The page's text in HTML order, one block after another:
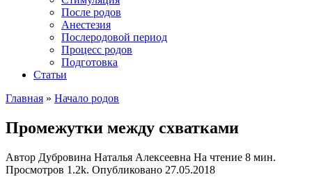
После родов
Анестезия
Послеродовой период
Процесс родов
Подготовка
Статьи
Главная » Начало родов
Промежутки между схватками
Автор Дубровина Наталья Алексеевна На чтение 8 мин.
Просмотров 1.2k. Опубликовано 27.05.2018